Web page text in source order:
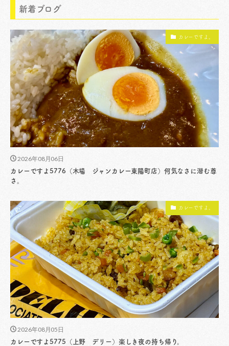
新着ブログ
カレーですよ。
2026年08月06日
カレーですよ5776（木場 ジャンカレー東陽町店）何気なさに潜む尊
さ。
カレーですよ。
2026年08月05日
カレーですよ5775（上野 デリー）楽しき夜の持ち帰り。